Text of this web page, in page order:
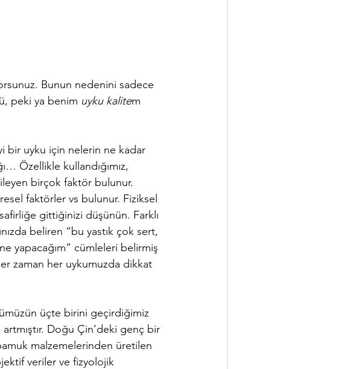
Bunun nedenini sadece
peki ya benim uyku kalitem
bir uyku için nelerin ne kadar
Özellikle kullandığımız,
birçok faktör bulunur.
faktörler vs bulunur. Fiziksel
gittiğinizi düşünün. Farklı
beliren “bu yastık çok sert,
yapacağım” cümleleri belirmiş
zaman her uykumuzda dikkat
üçte birini geçirdiğimiz
Doğu Çin’deki genç bir
malzemelerinden üretilen
veriler ve fizyolojik